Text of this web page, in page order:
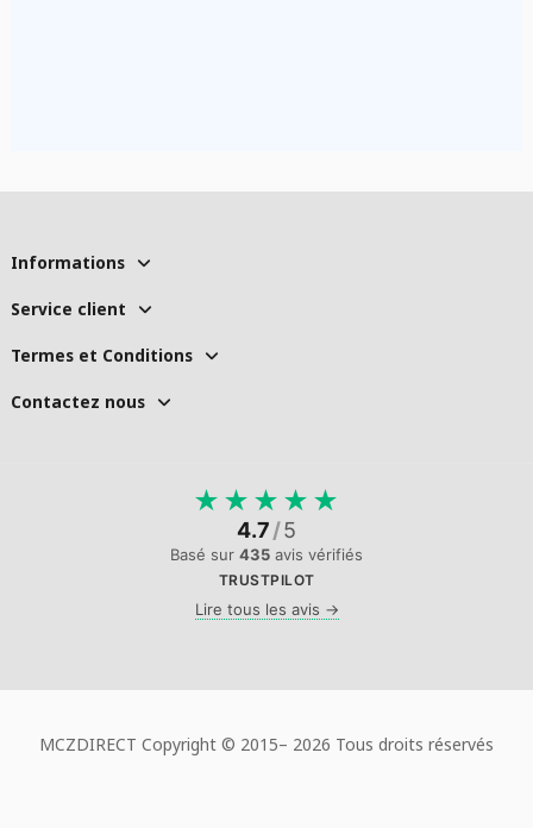
Informations
Service client
Termes et Conditions
Contactez nous
★ ★ ★ ★ ★
4.7/5
Basé sur 435 avis vérifiés
TRUSTPILOT
Lire tous les avis →
MCZDIRECT Copyright © 2015– 2026 Tous droits réservés